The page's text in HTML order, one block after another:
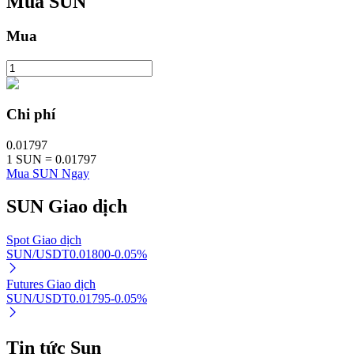
Staking 101
Tìm hiểu về kiếm thu nhập thụ động
Mua
Chi phí
0.01797
1 SUN = 0.01797
Mua SUN Ngay
SUN Giao dịch
Spot Giao dịch
SUN/USDT0.01800-0.05%
Futures Giao dịch
SUN/USDT0.01795-0.05%
Tin tức Sun